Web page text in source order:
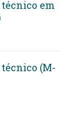
em
(M-